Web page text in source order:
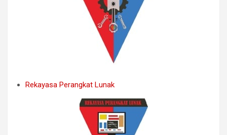
Rekayasa Perangkat Lunak